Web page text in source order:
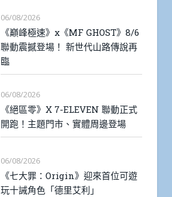
06/08/2026
《巔峰極速》x《MF GHOST》8/6
聯動震撼登場！ 新世代山路傳說再
臨
06/08/2026
《絕區零》X 7-ELEVEN 聯動正式
開跑！主題門市、實體周邊登場
06/08/2026
《七大罪：Origin》迎來首位可遊
玩十誡角色「德里艾利」